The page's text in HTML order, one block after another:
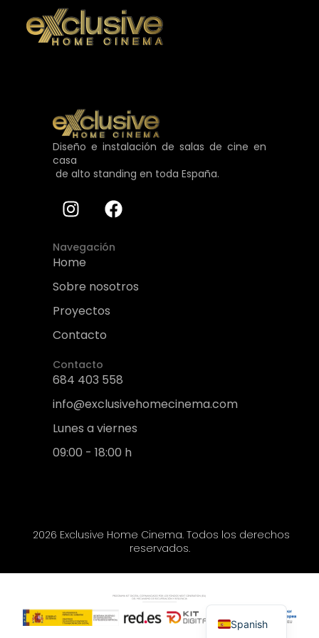
Diseño e instalación de salas de cine en
casa
de alto standing en toda España.
Navegación
Home
Sobre nosotros
Proyectos
Contacto
Contacto
684 403 558
info@exclusivehomecinema.com
Lunes a viernes
09:00 - 18:00 h
2026 Exclusive Home Cinema. Todos los derechos
reservados.
Spanish